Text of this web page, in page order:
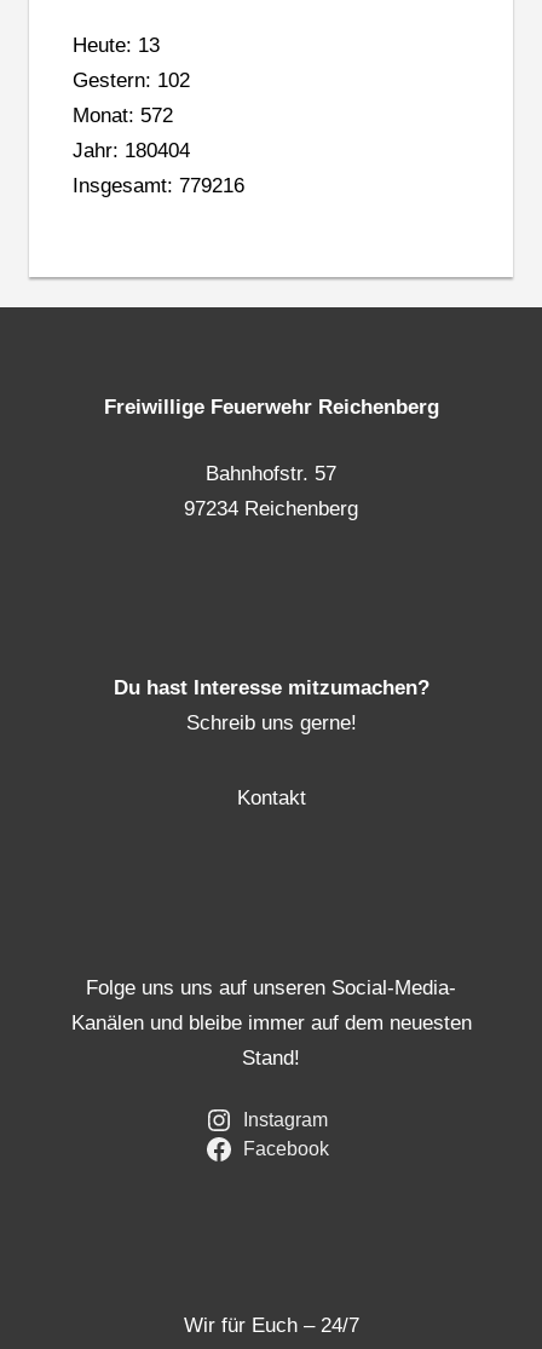
Heute: 13
Gestern: 102
Monat: 572
Jahr: 180404
Insgesamt: 779216
Freiwillige Feuerwehr Reichenberg
Bahnhofstr. 57
97234 Reichenberg
Du hast Interesse mitzumachen?
Schreib uns gerne!
Kontakt
Folge uns uns auf unseren Social-Media-
Kanälen und bleibe immer auf dem neuesten
Stand!
Instagram
Facebook
Wir für Euch – 24/7